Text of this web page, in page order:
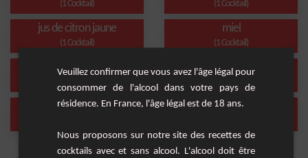
(1 Cocktail) (1 Cocktail)
jus de citron jaune
(1 Cocktail)
miel
(1 Cocktail)
bitter thé noir
whisky jus de citron
Veuillez confirmer que vous avez l'âge légal pour
consommer de l'alcool dans votre pays de
résidence. En France, l'âge légal est de 18 ans.
Nous proposons sur notre site des recettes de
cocktails avec et sans alcool. L'alcool doit être